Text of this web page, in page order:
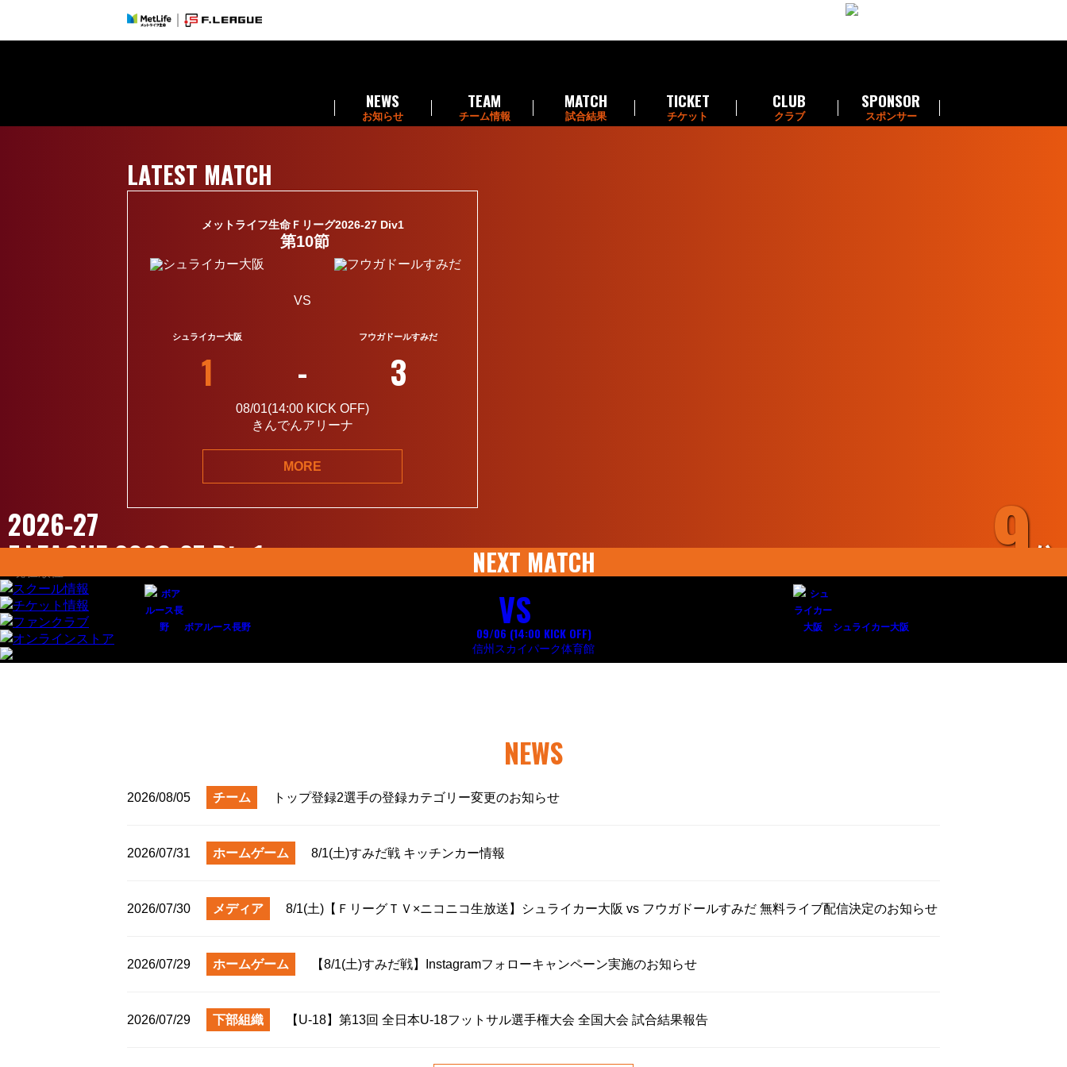
NEWS
お知らせ
TEAM
チーム情報
MATCH
試合結果
TICKET
チケット
CLUB
クラブ
SPONSOR
スポンサー
LATEST MATCH
メットライフ生命Ｆリーグ2026-27 Div1
第10節
シュライカー大阪
VS
フウガドールすみだ
1 - 3
08/01(14:00 KICK OFF)
きんでんアリーナ
MORE
2026-27
F.LEAGUE 2026-27 Div 1 9位
NEXT MATCH
ボアルース長野 VS シュライカー大阪
09/06 (14:00 KICK OFF)
信州スカイパーク体育館
NEWS
2026/08/05 チーム トップ登録2選手の登録カテゴリー変更のお知らせ
2026/07/31 ホームゲーム 8/1(土)すみだ戦 キッチンカー情報
2026/07/30 メディア 8/1(土)【ＦリーグＴＶ×ニコニコ生放送】シュライカー大阪 vs フウガドールすみだ 無料ライブ配信決定のお知らせ
2026/07/29 ホームゲーム 【8/1(土)すみだ戦】Instagramフォローキャンペーン実施のお知らせ
2026/07/29 下部組織 【U-18】第13回 全日本U-18フットサル選手権大会 全国大会 試合結果報告